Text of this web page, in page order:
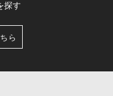
探す
ら